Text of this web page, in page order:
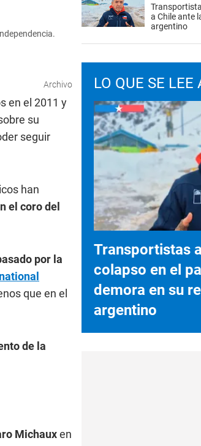
Archivo
en el 2011 y
su
seguir
han
el coro del
por la
que en el
de la
Michauxen
a Chile ante
argentino
LO QUE SE LEE
Transportistas
colapso en el
demora en su
argentino